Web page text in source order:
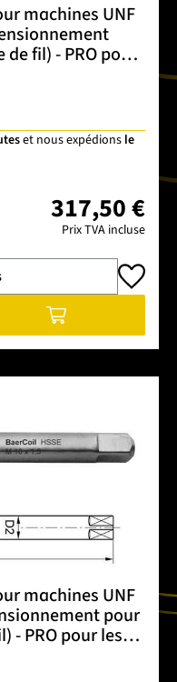
machines UNF
fil) - PRO pour
et nous expédions le
317,50 €
Prix TVA incluse
souhaitée ou
machines UNF
pour
- PRO pour les